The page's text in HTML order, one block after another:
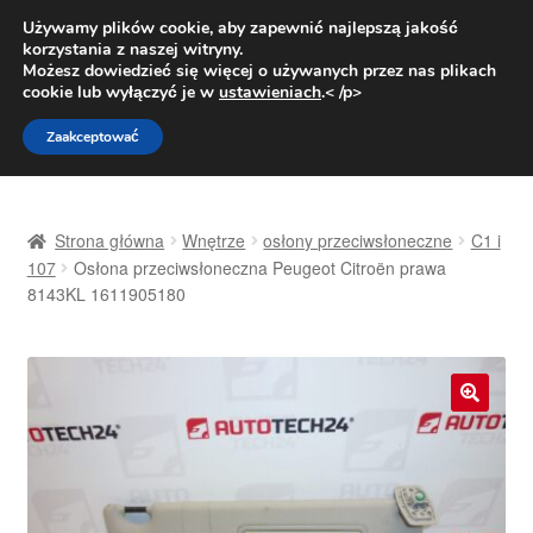
DOSTAWA od 31 zł
Pn.-pt. 9:00-16:00800 003 167
Przejdź
do
nawigacji
Przejdź
do
treści
Dostawa
Moje konto
Strona główna Wnętrze osłony przeciwsłoneczne
C1 i
107
Osłona przeciwsłoneczna Peugeot Citroën prawa
8143KL 1611905180
🔍
Używamy plików cookie, aby zapewnić najlepszą jakość
korzystania z naszej witryny.
Możesz dowiedzieć się więcej o używanych przez nas plikach
cookie lub wyłączyć je w ustawieniach.< /p>
Zaakceptować